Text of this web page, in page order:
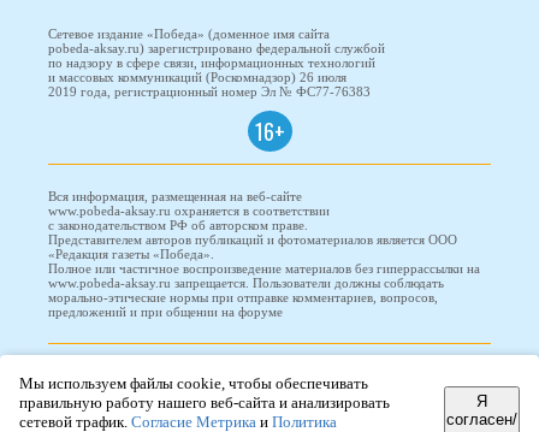
Сетевое издание «Победа» (доменное имя сайта
pobeda-aksay.ru) зарегистрировано федеральной службой
по надзору в сфере связи, информационных технологий
и массовых коммуникаций (Роскомнадзор) 26 июля
2019 года, регистрационный номер Эл № ФС77-76383
16+
Вся информация, размещенная на веб-сайте
www.pobeda-aksay.ru охраняется в соответствии
с законодательством РФ об авторском праве.
Представителем авторов публикаций и фотоматериалов является ООО
«Редакция газеты «Победа».
Полное или частичное воспроизведение материалов без гиперрассылки на
www.pobeda-aksay.ru запрещается. Пользователи должны соблюдать
морально-этические нормы при отправке комментариев, вопросов,
предложений и при общении на форуме
Мы используем файлы cookie, чтобы обеспечивать
правильную работу нашего веб-сайта и анализировать
сетевой трафик. Согласие Метрика и Политика
Я
согласен/